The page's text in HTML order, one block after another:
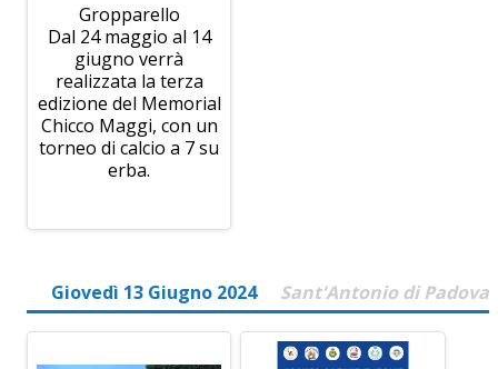
Gropparello
Dal 24 maggio al 14
giugno verrà
realizzata la terza
edizione del Memorial
Chicco Maggi, con un
torneo di calcio a 7 su
erba.
Giovedì 13 Giugno 2024 Sant'Antonio di Padova